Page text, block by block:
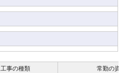
事の種類 常勤の資